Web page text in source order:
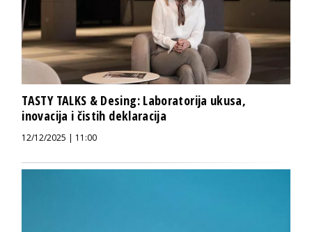
TASTY TALKS & Desing: Laboratorija ukusa,
inovacija i čistih deklaracija
12/12/2025 | 11:00